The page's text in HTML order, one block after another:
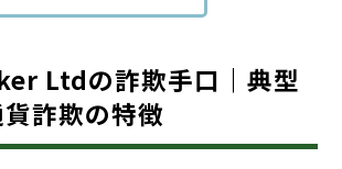
Ltdの詐欺手口｜典型
詐欺の特徴